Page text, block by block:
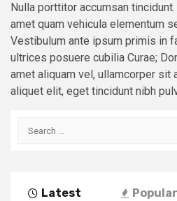
Nulla porttitor accumsan
amet quam vehicula elementum
Vestibulum ante ipsum primis in
ultrices posuere cubilia Curae;
amet aliquam vel, ullamcorper sit
aliquet elit, eget tincidunt nibh
Latest Popular